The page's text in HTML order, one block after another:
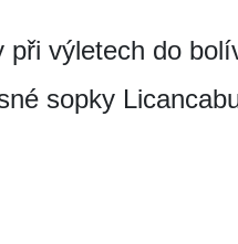
výletech do
sopky